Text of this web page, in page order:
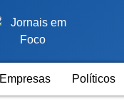
Empresas Políticos